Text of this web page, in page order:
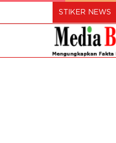
STIKER NEWS